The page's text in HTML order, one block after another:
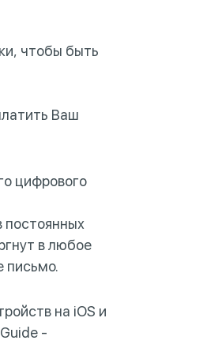
чтобы быть
Ваш
цифрового
постоянных
в любое
письмо.
на iOS и
-